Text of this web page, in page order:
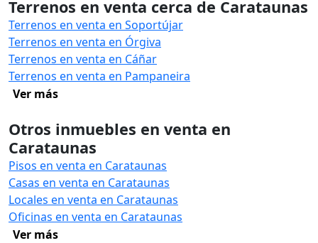
Terrenos en venta cerca de Carataunas
Terrenos en venta en Soportújar
Terrenos en venta en Órgiva
Terrenos en venta en Cáñar
Terrenos en venta en Pampaneira
Ver más
Otros inmuebles en venta en
Carataunas
Pisos en venta en Carataunas
Casas en venta en Carataunas
Locales en venta en Carataunas
Oficinas en venta en Carataunas
Ver más